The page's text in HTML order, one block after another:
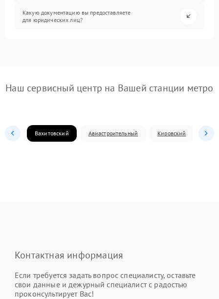
Какую документацию вы предоставляете
для юридических лиц?
Наш сервисный центр на Вашей станции метро
Вахитовский Авиастроительный Кировский
Контактная информация
Если требуется задать вопрос специалисту, оставьте
свои данные и дежурный специалист с радостью
проконсультирует Вас!